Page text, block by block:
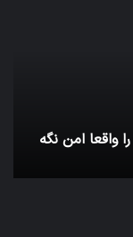
واقعا امن نگه